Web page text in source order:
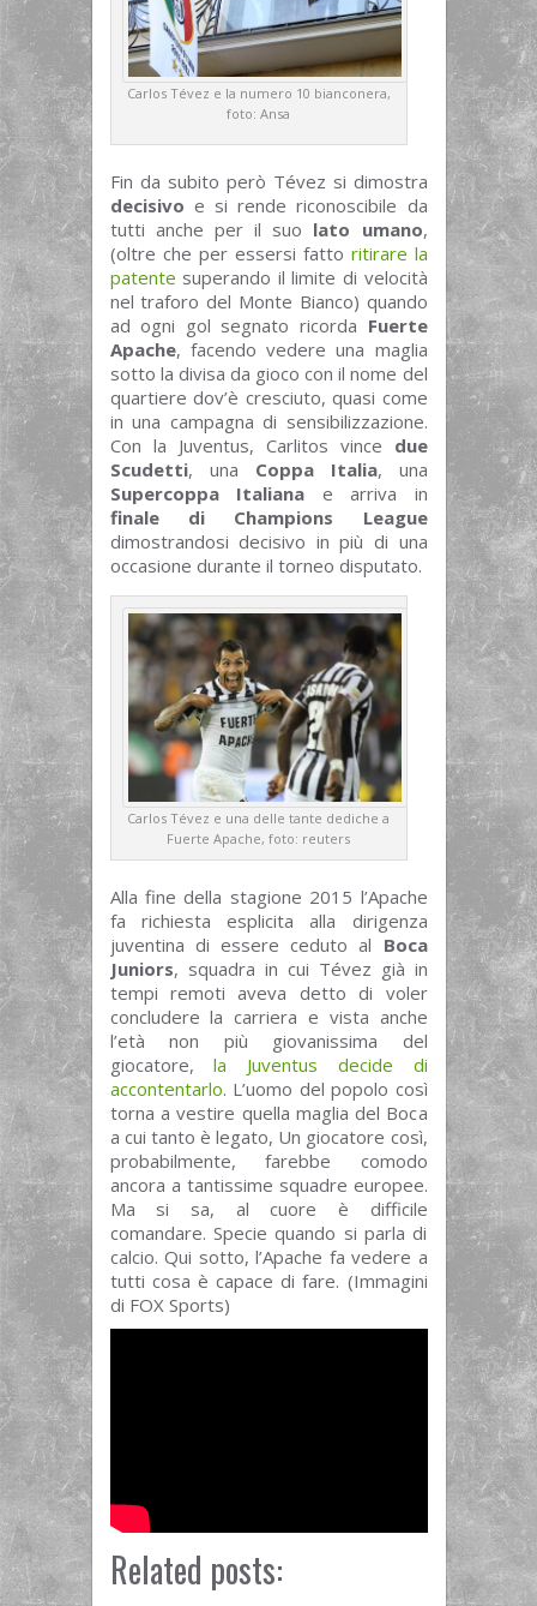
Carlos Tévez e la numero 10 bianconera,
foto: Ansa
Fin da subito però Tévez si dimostra
decisivo e si rende riconoscibile da
tutti anche per il suo lato umano,
(oltre che per essersi fatto ritirare la
patente superando il limite di velocità
nel traforo del Monte Bianco) quando
ad ogni gol segnato ricorda Fuerte
Apache, facendo vedere una maglia
sotto la divisa da gioco con il nome del
quartiere dov’è cresciuto, quasi come
in una campagna di sensibilizzazione.
Con la Juventus, Carlitos vince due
Scudetti, una Coppa Italia, una
Supercoppa Italiana e arriva in
finale di Champions League
dimostrandosi decisivo in più di una
occasione durante il torneo disputato.
Carlos Tévez e una delle tante dediche a
Fuerte Apache, foto: reuters
Alla fine della stagione 2015 l’Apache
fa richiesta esplicita alla dirigenza
juventina di essere ceduto al Boca
Juniors, squadra in cui Tévez già in
tempi remoti aveva detto di voler
concludere la carriera e vista anche
l’età non più giovanissima del
giocatore, la Juventus decide di
accontentarlo. L’uomo del popolo così
torna a vestire quella maglia del Boca
a cui tanto è legato, Un giocatore così,
probabilmente, farebbe comodo
ancora a tantissime squadre europee.
Ma si sa, al cuore è difficile
comandare. Specie quando si parla di
calcio. Qui sotto, l’Apache fa vedere a
tutti cosa è capace di fare. (Immagini
di FOX Sports)
Related posts: